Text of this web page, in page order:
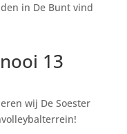
in De Bunt vind
13
wij De Soester